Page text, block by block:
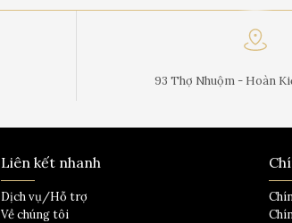
93 Thợ Nhuộm - Hoàn
Liên kết nhanh
Dịch vụ/Hỗ trợ
Về chúng tôi